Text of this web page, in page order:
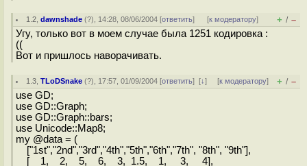
1.2 ,dawnshade (?), 14:28, 08/06/2004 [ответить] [к модератору] + / –
Угу, только вот в моем случае была 1251 кодировка :
((
Вот и пришлось наворачивать.
1.3 ,TLoDSnake (?), 17:57, 01/09/2004 [ответить][↓] [к модератору] + / –
use GD;
use GD::Graph;
use GD::Graph::bars;
use Unicode::Map8;
my @data = (
["1st","2nd","3rd","4th","5th","6th","7th", "8th", "9th"],
[ 1, 2, 5, 6, 3, 1.5, 1, 3, 4],